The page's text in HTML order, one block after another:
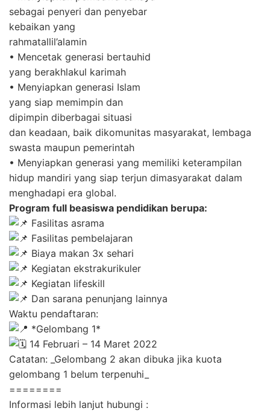
sebagai penyeri dan penyebar
kebaikan yang
rahmatallil’alamin
‌• Mencetak generasi bertauhid
yang berakhlakul karimah
‌• Menyiapkan generasi Islam
yang siap memimpin dan
dipimpin diberbagai situasi
dan keadaan, baik dikomunitas masyarakat, lembaga
swasta maupun pemerintah
• ‌Menyiapkan generasi yang memiliki keterampilan
hidup mandiri yang siap terjun dimasyarakat dalam
menghadapi era global.
Program full beasiswa pendidikan berupa:
Fasilitas asrama
Fasilitas pembelajaran
Biaya makan 3x sehari
Kegiatan ekstrakurikuler
Kegiatan lifeskill
Dan sarana penunjang lainnya
Waktu pendaftaran:
*Gelombang 1*
14 Februari – 14 Maret 2022
Catatan: _Gelombang 2 akan dibuka jika kuota
gelombang 1 belum terpenuhi_
========
Informasi lebih lanjut hubungi :